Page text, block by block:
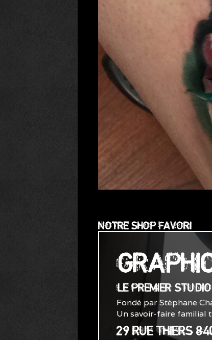
NOTRE SHOP FAVORI
LE PREMIER
Fondé par Stéphane
Un savoir-faire familial
29 RUE THIERS